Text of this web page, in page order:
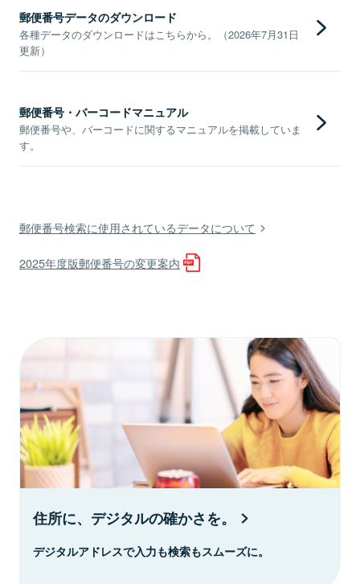
郵便番号データのダウンロード
各種データのダウンロードはこちらから。（2026年7月31日
更新）
郵便番号・バーコードマニュアル
郵便番号や、バーコードに関するマニュアルを掲載していま
す。
郵便番号検索に使用されているデータについて
2025年度版郵便番号の変更案内
住所に、デジタルの確かさを。
デジタルアドレスで入力も検索もスムーズに。